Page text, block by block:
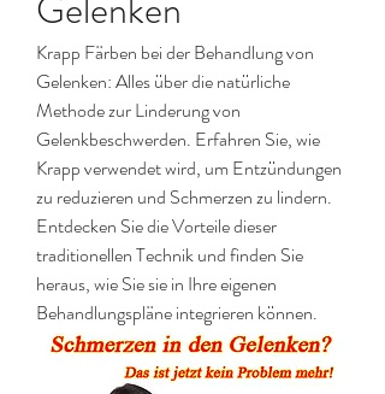
Krapp Färben bei der Behandlung von
Gelenken: Alles über die natürliche
Methode zur Linderung von
Gelenkbeschwerden. Erfahren Sie, wie
Krapp verwendet wird, um Entzündungen
zu reduzieren und Schmerzen zu lindern.
Entdecken Sie die Vorteile dieser
traditionellen Technik und finden Sie
heraus, wie Sie sie in Ihre eigenen
Behandlungspläne integrieren können.